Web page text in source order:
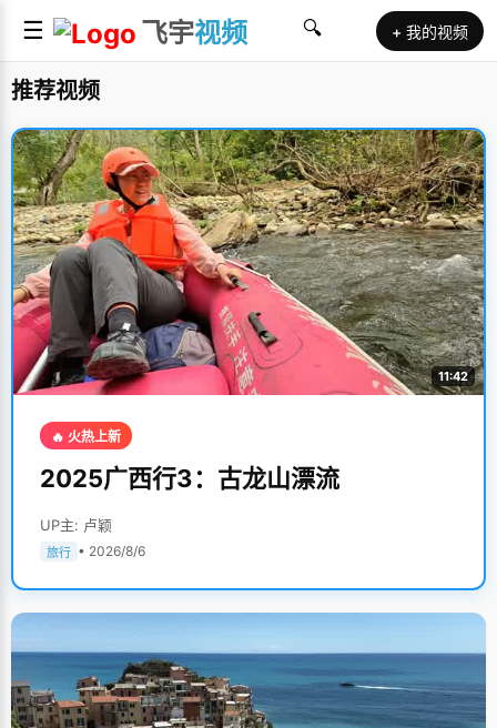
☰ 飞宇视频 🔍 + 我的视频
推荐视频
11:42
🔥 火热上新
2025广西行3：古龙山漂流
UP主: 卢颖
旅行 • 2026/8/6